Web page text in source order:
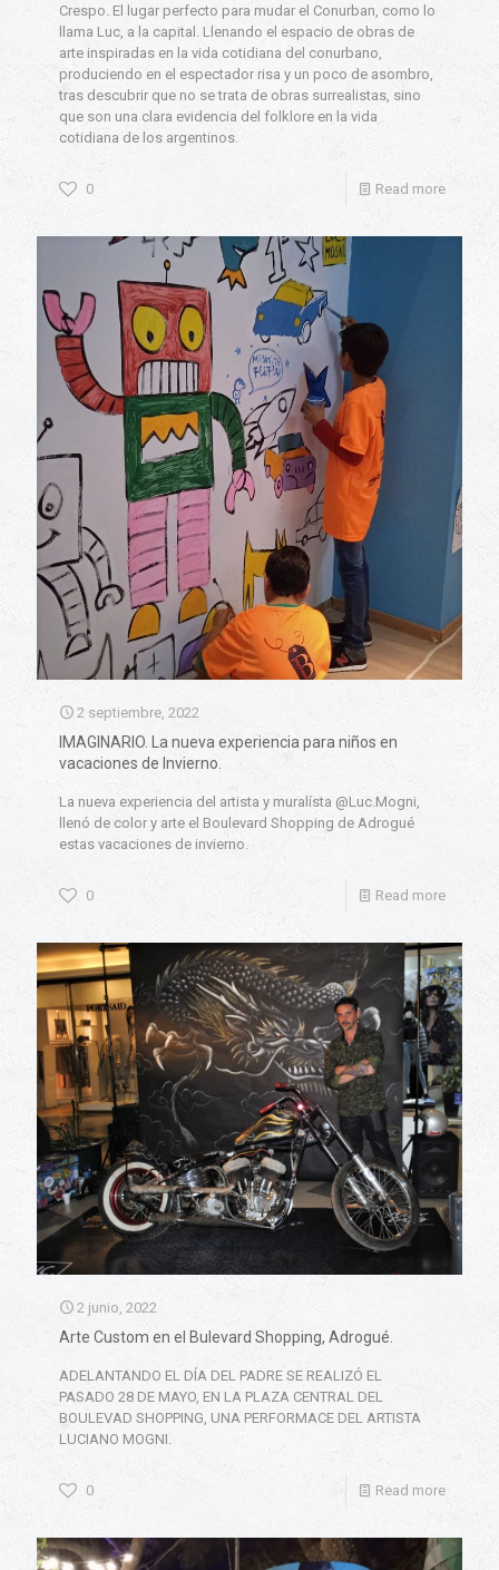
Crespo. El lugar perfecto para mudar el Conurban, como lo
llama Luc, a la capital. Llenando el espacio de obras de
arte inspiradas en la vida cotidiana del conurbano,
produciendo en el espectador risa y un poco de asombro,
tras descubrir que no se trata de obras surrealistas, sino
que son una clara evidencia del folklore en la vida
cotidiana de los argentinos.
0 Read more
2 septiembre, 2022
IMAGINARIO. La nueva experiencia para niños en
vacaciones de Invierno.
La nueva experiencia del artista y muralísta @Luc.Mogni,
llenó de color y arte el Boulevard Shopping de Adrogué
estas vacaciones de invierno.
0 Read more
2 junio, 2022
Arte Custom en el Bulevard Shopping, Adrogué.
ADELANTANDO EL DÍA DEL PADRE SE REALIZÓ EL
PASADO 28 DE MAYO, EN LA PLAZA CENTRAL DEL
BOULEVAD SHOPPING, UNA PERFORMACE DEL ARTISTA
LUCIANO MOGNI.
0 Read more